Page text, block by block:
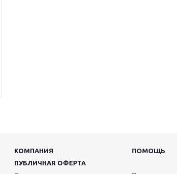
КОМПАНИЯ ПОМОЩЬ
ПУБЛИЧНАЯ ОФЕРТА